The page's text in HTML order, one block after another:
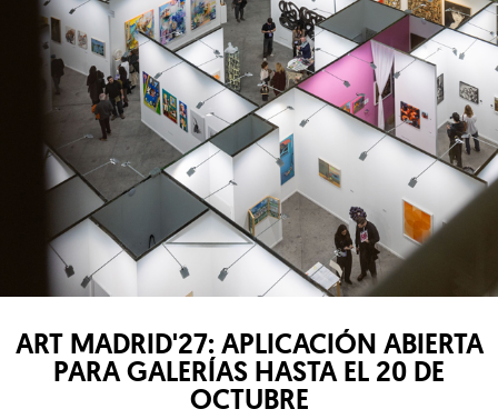
ART MADRID'27: APLICACIÓN ABIERTA
PARA GALERÍAS HASTA EL 20 DE
OCTUBRE